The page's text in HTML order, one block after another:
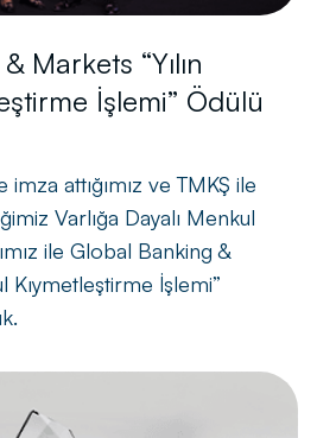
Markets “Yılın
İşlemi” Ödülü
attığımız ve TMKŞ ile
Varlığa Dayalı Menkul
ile Global Banking &
Kıymetleştirme İşlemi”